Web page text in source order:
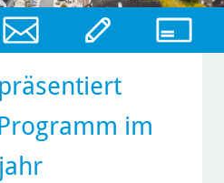
im